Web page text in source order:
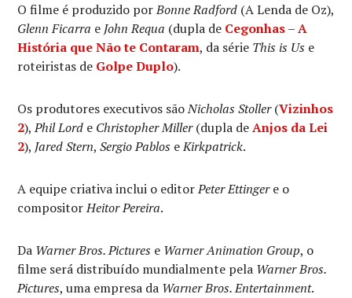
O filme é produzido porBonne Radford (A Lenda de Oz),
Glenn Ficarra e John Requa (dupla de Cegonhas – A
História que Não te Contaram, da série This is Us e
roteiristas de Golpe Duplo).
Os produtores executivos sãoNicholas Stoller(Vizinhos
2),Phil Lord e Christopher Miller(dupla deAnjos da Lei
2), Jared Stern,Sergio Pablos eKirkpatrick.
A equipe criativa inclui o editorPeter Ettingere o
compositorHeitor Pereira.
Da Warner Bros. Pictures e Warner Animation Group, o
filme será distribuído mundialmente pela Warner Bros.
Pictures, uma empresa da Warner Bros. Entertainment.